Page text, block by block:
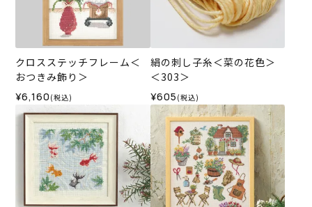
クロスステッチフレーム＜
おつきみ飾り＞
¥6,160 (税込)
絹の刺し子糸＜菜の花色＞
＜303＞
¥605 (税込)